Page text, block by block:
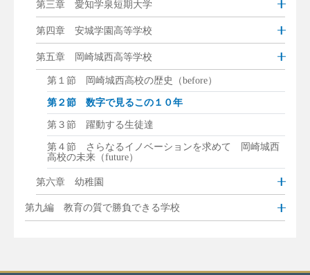
第三章 愛知学泉短期大学
第四章 安城学園高等学校
第五章 岡崎城西高等学校
第１節 岡崎城西高校の歴史（before）
第２節 数字で見るこの１０年
第３節 躍動する生徒達
第４節 さらなるイノベーションを求めて 岡崎城西
高校の未来（future）
第六章 幼稚園
第九編 教育の質で勝負できる学校